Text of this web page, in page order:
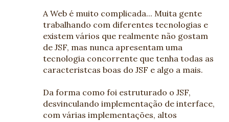
A Web é muito complicada... Muita gente
trabalhando com diferentes tecnologias e
existem vários que realmente não gostam
de JSF, mas nunca apresentam uma
tecnologia concorrente que tenha todas as
caracteristcas boas do JSF e algo a mais.
Da forma como foi estruturado o JSF,
desvinculando implementação de interface,
com várias implementações, altos